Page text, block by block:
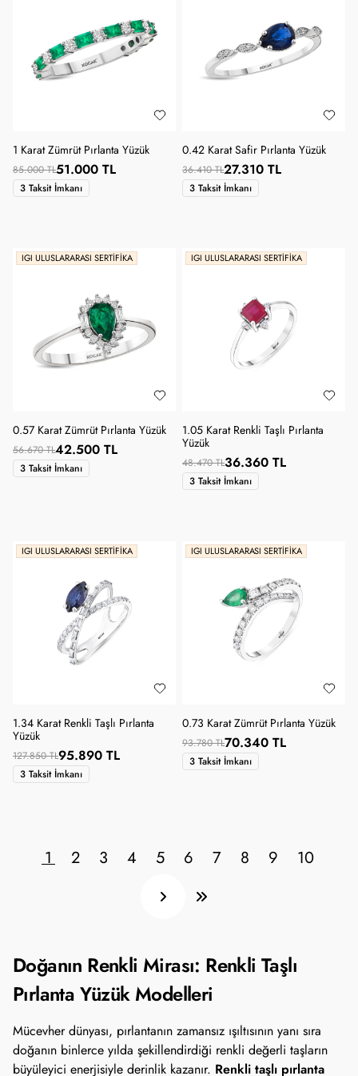
1 Karat Zümrüt Pırlanta Yüzük
85.000 TL51.000 TL
3 Taksit İmkanı
0.42 Karat Safir Pırlanta Yüzük
36.410 TL27.310 TL
3 Taksit İmkanı
IGI ULUSLARARASI SERTIFIKA
0.57 Karat Zümrüt Pırlanta Yüzük
56.670 TL42.500 TL
3 Taksit İmkanı
IGI ULUSLARARASI SERTIFIKA
1.05 Karat Renkli Taşlı Pırlanta
Yüzük
48.470 TL36.360 TL
3 Taksit İmkanı
IGI ULUSLARARASI SERTIFIKA
1.34 Karat Renkli Taşlı Pırlanta
Yüzük
127.850 TL95.890 TL
3 Taksit İmkanı
IGI ULUSLARARASI SERTIFIKA
0.73 Karat Zümrüt Pırlanta Yüzük
93.780 TL70.340 TL
3 Taksit İmkanı
1 2 3 4 5 6 7 8 9 10
Doğanın Renkli Mirası: Renkli Taşlı
Pırlanta Yüzük Modelleri
Mücevher dünyası, pırlantanın zamansız ışıltısının yanı sıra
doğanın binlerce yılda şekillendirdiği renkli değerli taşların
büyüleyici enerjisiyle derinlik kazanır. Renkli taşlı pırlanta